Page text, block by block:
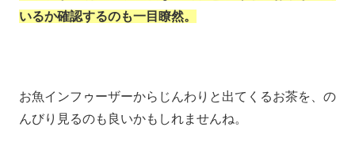
いるか確認するのも一目瞭然。
お魚インフゥーザーからじんわりと出てくるお茶を、の
んびり見るのも良いかもしれませんね。